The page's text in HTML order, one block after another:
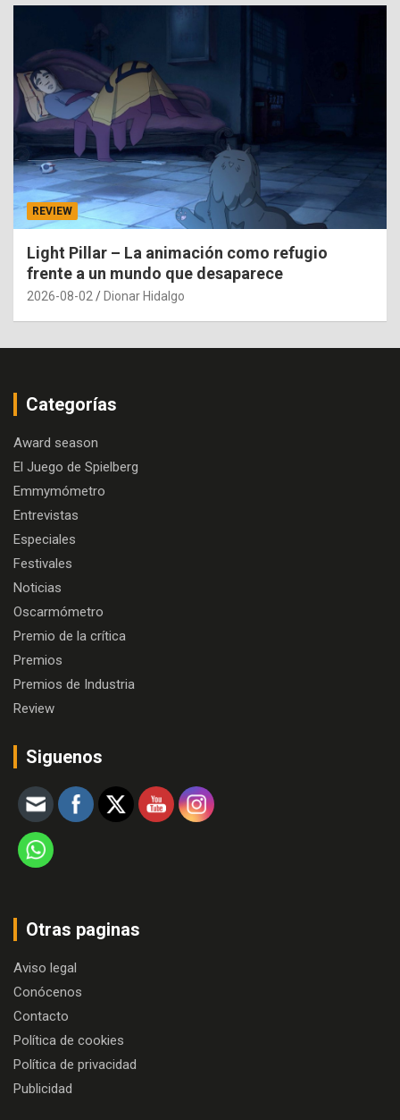
REVIEW
Light Pillar – La animación como refugio
frente a un mundo que desaparece
2026-08-02 Dionar Hidalgo
Categorías
Award season
El Juego de Spielberg
Emmymómetro
Entrevistas
Especiales
Festivales
Noticias
Oscarmómetro
Premio de la crítica
Premios
Premios de Industria
Review
Siguenos
Otras paginas
Aviso legal
Conócenos
Contacto
Política de cookies
Política de privacidad
Publicidad